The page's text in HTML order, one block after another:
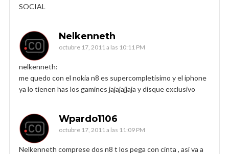
SOCIAL
Nelkenneth
octubre 17, 2011 a las 10:11 PM
nelkenneth:
me quedo con el nokia n8 es supercompletisimo y el iphone
ya lo tienen has los gamines jajajajjaja y disque exclusivo
Wpardo1106
octubre 17, 2011 a las 11:09 PM
Nelkenneth comprese dos n8 t los pega con cinta , así va a